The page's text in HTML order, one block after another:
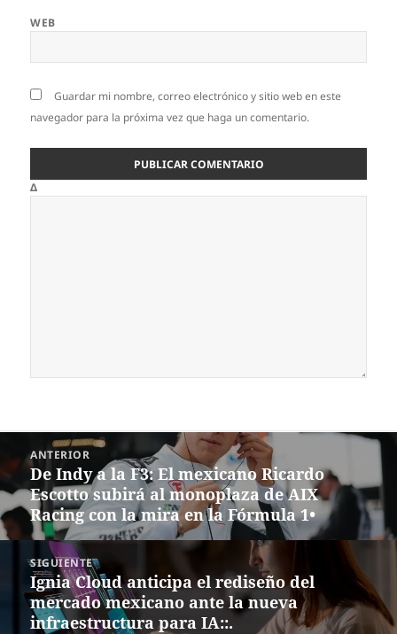
WEB
Guardar mi nombre, correo electrónico y sitio web en este
navegador para la próxima vez que haga un comentario.
Δ
Navegación
de
entradas
ANTERIOR
Entrada
anterior:
De Indy a la F3: El mexicano Ricardo
Escotto subirá al monoplaza de AIX
Racing con la mira en la Fórmula 1•
SIGUIENTE
Siguiente
entrada:
Ignia Cloud anticipa el rediseño del
mercado mexicano ante la nueva
infraestructura para IA::.